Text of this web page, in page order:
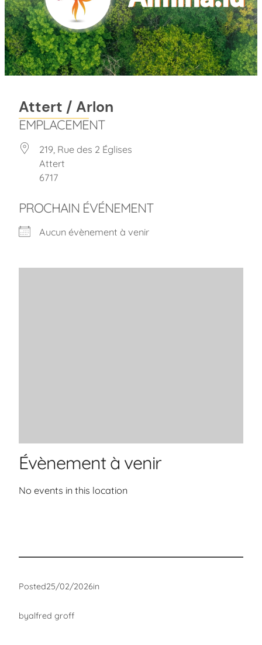
Attert / Arlon
EMPLACEMENT
219, Rue des 2 Églises
Attert
6717
PROCHAIN ÉVÉNEMENT
Aucun évènement à venir
Évènement à venir
No events in this location
Posted25/02/2026in
byalfred groff